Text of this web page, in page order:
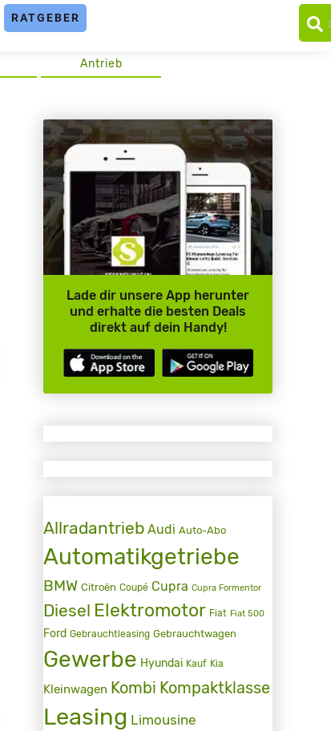
RATGEBER
Antrieb
Lade dir unsere App herunter
und erhalte die besten Deals
direkt auf dein Handy!
Allradantrieb Audi Auto-Abo
Automatikgetriebe
BMW Citroën Coupé Cupra Cupra Formentor
Diesel Elektromotor Fiat Fiat 500
Ford Gebrauchtleasing Gebrauchtwagen
Gewerbe Hyundai Kauf Kia
Kleinwagen Kombi Kompaktklasse
Leasing Limousine